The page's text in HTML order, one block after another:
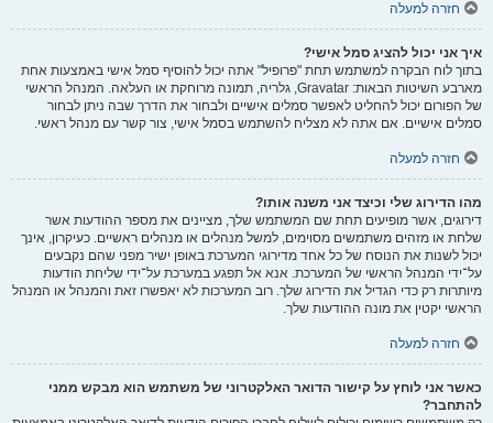
חזרה למעלה
איך אני יכול להציג סמל אישי?
בתוך לוח הבקרה למשתמש תחת "פרופיל" אתה יכול להוסיף סמל אישי באמצעות אחת
מארבע השיטות הבאות: Gravatar, גלריה, תמונה מרוחקת או העלאה. המנהל הראשי
של הפורום יכול להחליט לאפשר סמלים אישיים ולבחור את הדרך שבה ניתן לבחור
סמלים אישיים. אם אתה לא מצליח להשתמש בסמל אישי, צור קשר עם מנהל ראשי.
חזרה למעלה
מהו הדירוג שלי וכיצד אני משנה אותו?
דירוגים, אשר מופיעים תחת שם המשתמש שלך, מציינים את מספר ההודעות אשר
שלחת או מזהים משתמשים מסוימים, למשל מנהלים או מנהלים ראשיים. כעיקרון, אינך
יכול לשנות את הנוסח של כל אחד מדירוגי המערכת באופן ישיר מפני שהם נקבעים
על־ידי המנהל הראשי של המערכת. אנא אל תפגע במערכת על־ידי שליחת הודעות
מיותרות רק כדי הגדיל את הדירוג שלך. רוב המערכות לא יאפשרו זאת והמנהל או המנהל
הראשי יקטין את מונה ההודעות שלך.
חזרה למעלה
כאשר אני לוחץ על קישור הדואר האלקטרוני של משתמש הוא מבקש ממני
להתחבר?